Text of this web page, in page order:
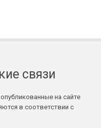
связи
на сайте
в соответствии с